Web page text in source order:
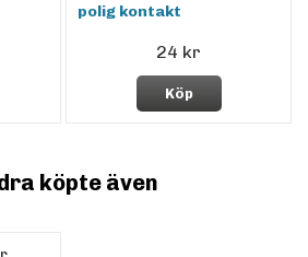
polig kontakt
24 kr
Köp
köpte även